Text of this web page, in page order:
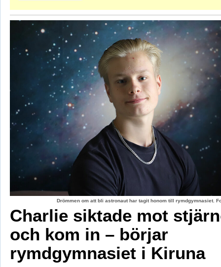
Drömmen om att bli astronaut har tagit honom till rymdgymnasiet.
Charlie siktade mot
och kom in – börjar
rymdgymnasiet i Kiruna